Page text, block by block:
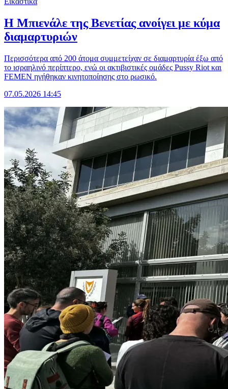
Η Μπιενάλε της Βενετίας ανοίγει με κύμα
διαμαρτυριών
Περισσότερα από 200 άτομα συμμετείχαν σε διαμαρτυρία έξω από
το ισραηλινό περίπτερο, ενώ οι ακτιβιστικές ομάδες Pussy Riot και
FEMEN ηγήθηκαν κινητοποίησης στο ρωσικό.
07.05.2026 14:45